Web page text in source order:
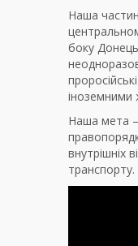
Наша
боку
іноземними
Наша мета —
внутрішніх
транспорту.